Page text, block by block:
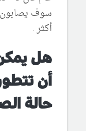
سوف يصابون
أكثر .
هل
أن
حالة